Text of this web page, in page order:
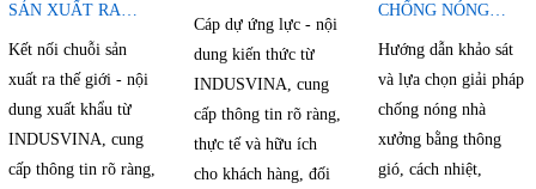
SẢN XUẤT RA
Kết nối chuỗi sản
xuất ra thế giới - nội
dung xuất khẩu từ
INDUSVINA, cung
cấp thông tin rõ ràng,
Cáp dự ứng lực - nội
dung kiến thức từ
INDUSVINA, cung
cấp thông tin rõ ràng,
thực tế và hữu ích
cho khách hàng, đối
CHỐNG NÓNG
Hướng dẫn khảo sát
và lựa chọn giải pháp
chống nóng nhà
xưởng bằng thông
gió, cách nhiệt,